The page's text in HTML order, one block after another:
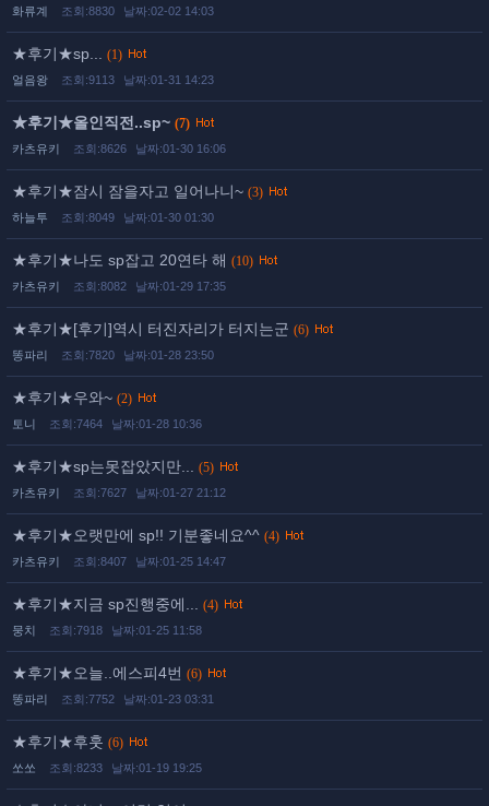
화류계 조회:8830 날짜:02-02 14:03
★후기★sp... (1)
얼음왕 조회:9113 날짜:01-31 14:23
★후기★올인직전..sp~ (7)
카츠유키 조회:8626 날짜:01-30 16:06
★후기★잠시 잠을자고 일어나니~ (3)
하늘투 조회:8049 날짜:01-30 01:30
★후기★나도 sp잡고 20연타 해 (10)
카츠유키 조회:8082 날짜:01-29 17:35
★후기★[후기]역시 터진자리가 터지는군 (6)
똥파리 조회:7820 날짜:01-28 23:50
★후기★우와~ (2)
토니 조회:7464 날짜:01-28 10:36
★후기★sp는못잡았지만... (5)
카츠유키 조회:7627 날짜:01-27 21:12
★후기★오랫만에 sp!! 기분좋네요^^ (4)
카츠유키 조회:8407 날짜:01-25 14:47
★후기★지금 sp진행중에... (4)
뭉치 조회:7918 날짜:01-25 11:58
★후기★오늘..에스피4번 (6)
똥파리 조회:7752 날짜:01-23 03:31
★후기★후훗 (6)
쏘쏘 조회:8233 날짜:01-19 19:25